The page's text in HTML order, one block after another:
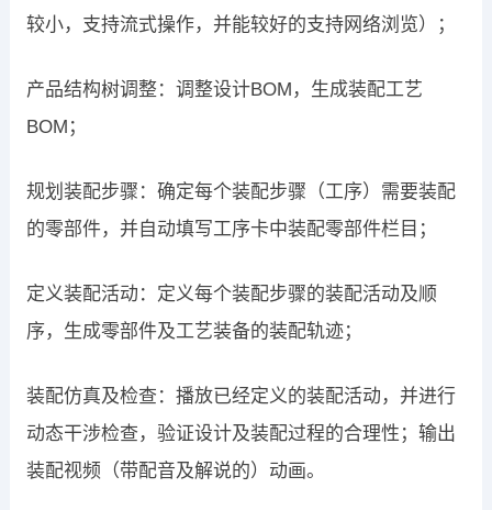
较小，支持流式操作，并能较好的支持网络浏览）；
产品结构树调整：调整设计BOM，生成装配工艺
BOM；
规划装配步骤：确定每个装配步骤（工序）需要装配
的零部件，并自动填写工序卡中装配零部件栏目；
定义装配活动：定义每个装配步骤的装配活动及顺
序，生成零部件及工艺装备的装配轨迹；
装配仿真及检查：播放已经定义的装配活动，并进行
动态干涉检查，验证设计及装配过程的合理性；输出
装配视频（带配音及解说的）动画。